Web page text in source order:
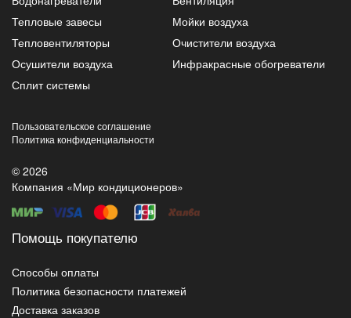
Тепловые завесы
Мойки воздуха
Тепловентиляторы
Очистители воздуха
Осушители воздуха
Инфракрасные обогреватели
Сплит системы
Пользовательское соглашение
Политика конфиденциальности
© 2026
Компания «Мир кондиционеров»
Помощь покупателю
Способы оплаты
Политика безопасности платежей
Доставка заказов